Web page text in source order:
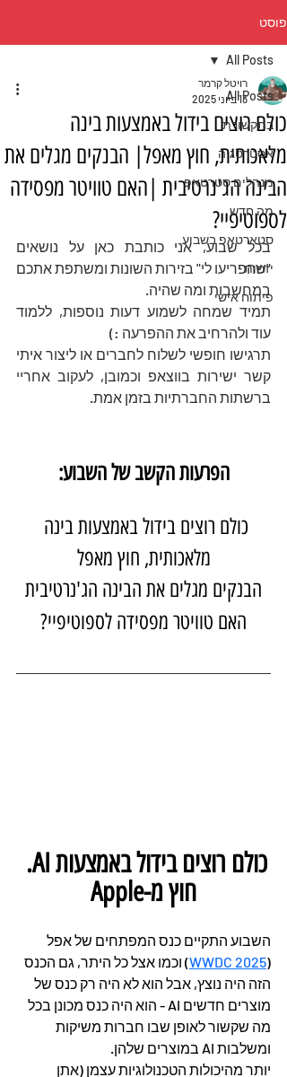
פוסט
All Posts
בתקשורת
אסטרטגיה
מנהלים סטרטאפ
מה חדש
סטארטאפ בשבוע
יזמות
פיתוח אישי
All Posts
כולם רוצים בידול באמצעות בינה
מלאכותית, חוץ מאפל| הבנקים מגלים את
הבינה הג'נרטיבית |האם טוויטר מפסידה
לספוטיפיי?
רויטל קרמר
13 ביוני 2025
במחשבות ומה שהיה.
עוד ולהרחיב את ההפרעה :)
ברשתות החברתיות בזמן אמת.
הפרעות הקשב של השבוע:
כולם רוצים בידול באמצעות בינה
מלאכותית, חוץ מאפל
הבנקים מגלים את הבינה הג'נרטיבית
האם טוויטר מפסידה לספוטיפיי?
כולם רוצים בידול באמצעות AI.
חוץ מ-Apple
השבוע התקיים כנס המפתחים של אפל
(
WWDC 2025) וכמו אצל כל היתר, גם הכנס
הזה היה נוצץ, אבל הוא לא היה רק כנס של
מוצרים חדשים AI - הוא היה כנס מכונן בכל
מה שקשור לאופן שבו חברות משיקות
ומשלבות AI במוצרים שלהן.
יותר מהיכולות הטכנולוגיות עצמן (אתן